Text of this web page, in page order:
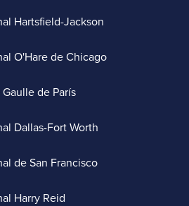
Hartsfield-Jackson
O'Hare de Chicago
de París
Dallas-Fort Worth
de San Francisco
Harry Reid